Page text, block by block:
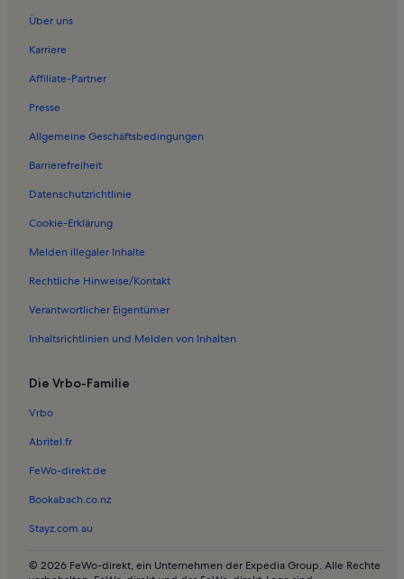
Ferienwohnungen in Niendorf/Ostsee
Ferienwohnungen in Gömnitz
Ferienwohnungen in Strand Sierksdorf
Ferienunterkünfte nahe Haffkrug Station
Ferienwohnungen in Niendorf
Ferienwohnungen in Timmendorfer Strand
Ferienwohnungen in Strand Haffkrug
Ferienwohnungen in Griebel
Ferienwohnungen in Pönitz
Häuser in Ostholstein
Haustierfreundliche Ferienunterkünfte in Ostholstein
Häuser in Ostholstein
Ferienunterkünfte in Strandnähe in Ostholstein
Wohnmobile und Wohnwagen in Ostholstein
Haustierfreundliche Ferienunterkünfte nahe Hansa-Park
Ferienunterkünfte mit Pool nahe Hansa-Park
Über uns
Karriere
Affiliate-Partner
Presse
Allgemeine Geschäftsbedingungen
Barrierefreiheit
Datenschutzrichtlinie
Cookie-Erklärung
Melden illegaler Inhalte
Rechtliche Hinweise/Kontakt
Verantwortlicher Eigentümer
Inhaltsrichtlinien und Melden von Inhalten
Die Vrbo-Familie
Vrbo
Abritel.fr
FeWo-direkt.de
Bookabach.co.nz
Stayz.com.au
© 2026 FeWo-direkt, ein Unternehmen der Expedia Group. Alle Rechte